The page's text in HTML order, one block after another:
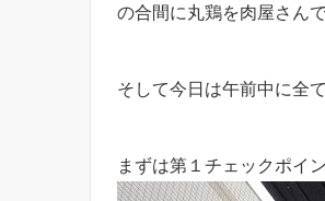
の合間に丸鶏を肉屋さん
そして今日は午前中に全
まずは第１チェックポイ